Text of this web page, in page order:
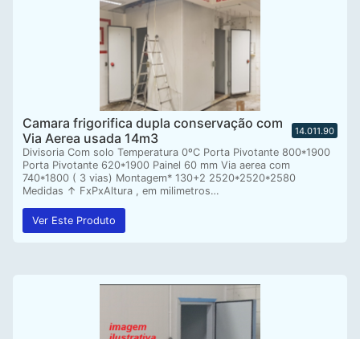
Camara frigorifica dupla conservação com
Via Aerea usada 14m3
14.011.90
Divisoria Com solo Temperatura 0ºC Porta Pivotante 800*1900
Porta Pivotante 620*1900 Painel 60 mm Via aerea com
740*1800 ( 3 vias) Montagem* 130+2 2520*2520*2580
Medidas ↑ FxPxAltura , em milimetros…
Ver Este Produto